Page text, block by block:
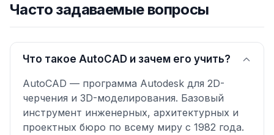
Часто задаваемые вопросы
Что такое AutoCAD и зачем его учить?
AutoCAD — программа Autodesk для 2D-
черчения и 3D-моделирования. Базовый
инструмент инженерных, архитектурных и
проектных бюро по всему миру с 1982 года.